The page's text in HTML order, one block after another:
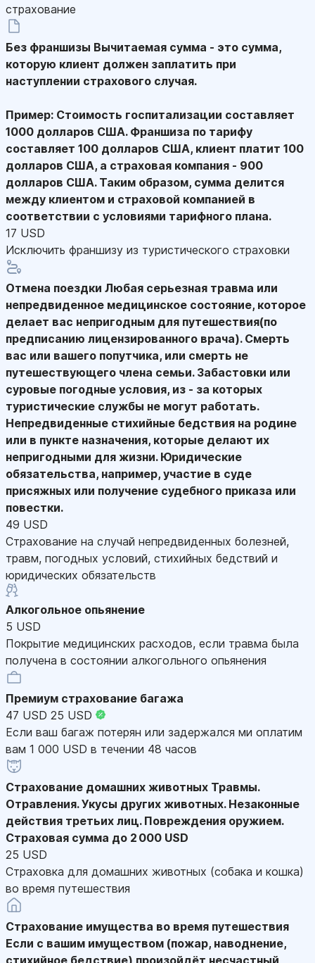
страхование
Без франшизы Вычитаемая сумма - это сумма,
которую клиент должен заплатить при
наступлении страхового случая.
Пример: Стоимость госпитализации составляет
1000 долларов США. Франшиза по тарифу
составляет 100 долларов США, клиент платит 100
долларов США, а страховая компания - 900
долларов США. Таким образом, сумма делится
между клиентом и страховой компанией в
соответствии с условиями тарифного плана.
17 USD
Исключить франшизу из туристического страховки
Отмена поездки Любая серьезная травма или
непредвиденное медицинское состояние, которое
делает вас непригодным для путешествия(по
предписанию лицензированного врача). Смерть
вас или вашего попутчика, или смерть не
путешествующего члена семьи. Забастовки или
суровые погодные условия, из - за которых
туристические службы не могут работать.
Непредвиденные стихийные бедствия на родине
или в пункте назначения, которые делают их
непригодными для жизни. Юридические
обязательства, например, участие в суде
присяжных или получение судебного приказа или
повестки.
49 USD
Страхование на случай непредвиденных болезней,
травм, погодных условий, стихийных бедствий и
юридических обязательств
Алкогольное опьянение
5 USD
Покрытие медицинских расходов, если травма была
получена в состоянии алкогольного опьянения
Премиум страхование багажа
47 USD 25 USD
Если ваш багаж потерян или задержался ми оплатим
вам 1 000 USD в течении 48 часов
Страхование домашних животных Травмы.
Отравления. Укусы других животных. Незаконные
действия третьих лиц. Повреждения оружием.
Страховая сумма до 2 000 USD
25 USD
Страховка для домашних животных (собака и кошка)
во время путешествия
Страхование имущества во время путешествия
Если с вашим имуществом (пожар, наводнение,
стихийное бедствие) произойдёт несчастный